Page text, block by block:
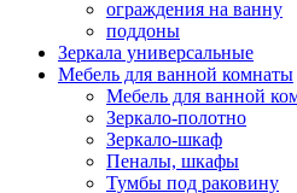
ограждения на ванну
поддоны
Зеркала универсальные
Мебель для ванной комнаты
Мебель для ванной
Зеркало-полотно
Зеркало-шкаф
Пеналы, шкафы
Тумбы под раковину